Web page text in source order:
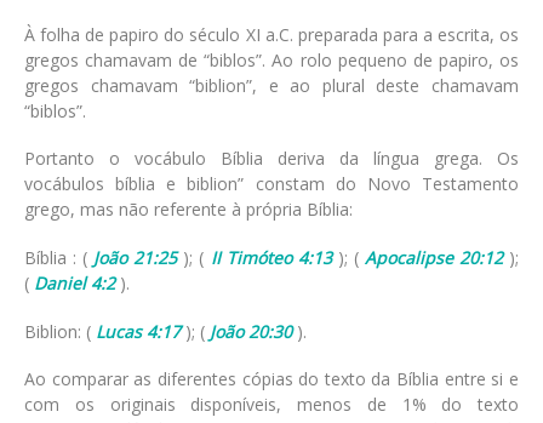
À folha de papiro do século XI a.C. preparada para a escrita, os
gregos chamavam de “biblos”. Ao rolo pequeno de papiro, os
gregos chamavam “biblion”, e ao plural deste chamavam
“biblos”.
Portanto o vocábulo Bíblia deriva da língua grega. Os
vocábulos bíblia e biblion” constam do Novo Testamento
grego, mas não referente à própria Bíblia:
Bíblia : ( João 21:25); ( II Timóteo 4:13); ( Apocalipse 20:12);
( Daniel 4:2).
Biblion: ( Lucas 4:17); ( João 20:30).
Ao comparar as diferentes cópias do texto da Bíblia entre si e
com os originais disponíveis, menos de 1% do texto